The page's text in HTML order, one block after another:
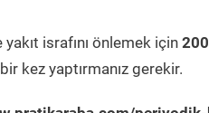
israfını önlemek için
kez yaptırmanız gerekir.